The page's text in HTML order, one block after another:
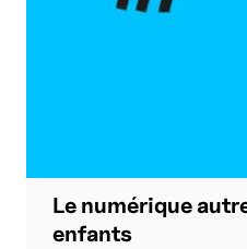
Le numérique
enfants